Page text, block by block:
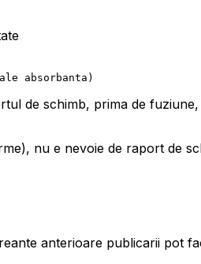
de schimb, prima de
nu e nevoie de raport de
anterioare publicarii pot